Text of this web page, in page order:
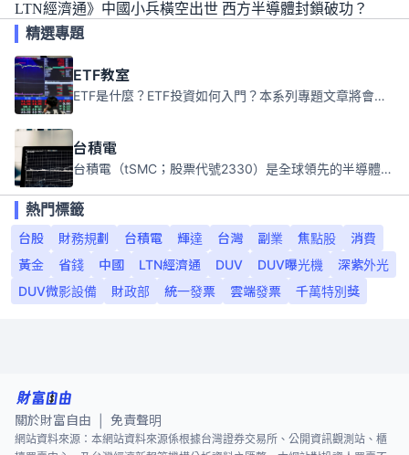
LTN經濟通》中國小兵橫空出世 西方半導體封鎖破功？
精選專題
ETF教室
ETF是什麼？ETF投資如何入門？本系列專題文章將會告訴你新手必須知道的ETF基礎知識。
台積電
台積電（tSMC；股票代號2330）是全球領先的半導體代工公司，成立於1987年，總部位於台灣新竹。且已於美國、日本、德國及中國設廠，台積電是全球首家專業積體電路製造服務公司，也是全球最先進和最大規模的半導體代工廠。
熱門標籤
台股
財務規劃 台積電 輝達 台灣 副業 焦點股
消費
黃金
省錢 中國 LTN經濟通 DUV DUV曝光機
深紫外光
DUV微影設備
財政部 統一發票 雲端發票 千萬特別獎
關於財富自由 免責聲明
網站資料來源：本網站資料來源係根據台灣證券交易所、公開資訊觀測站、櫃